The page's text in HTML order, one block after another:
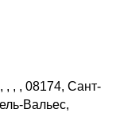
, , , 08174, Сант-
Вальес,